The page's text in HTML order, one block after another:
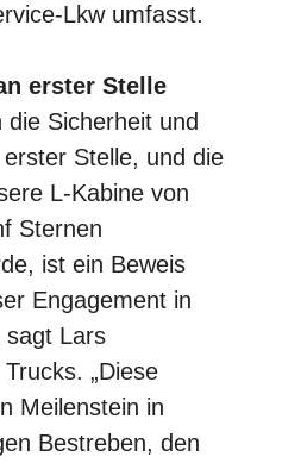
Lkw umfasst.
erster Stelle
die Sicherheit und
Stelle, und die
L-Kabine von
Sternen
ist ein Beweis
Engagement in
sagt Lars
„Diese
Meilenstein in
Bestreben, den